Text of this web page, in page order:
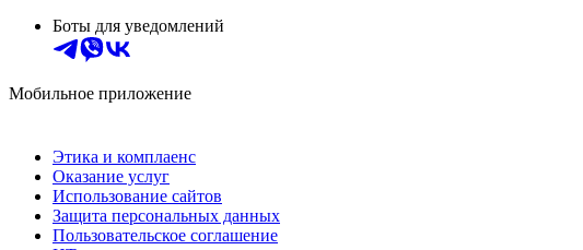
Боты для уведомлений
Мобильное приложение
Этика и комплаенс
Оказание услуг
Использование сайтов
Защита персональных данных
Пользовательское соглашение